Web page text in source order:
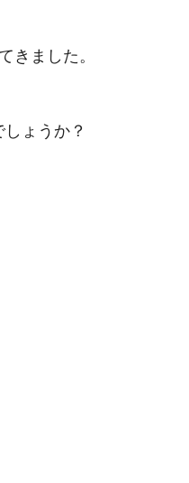
きました。
ょうか？